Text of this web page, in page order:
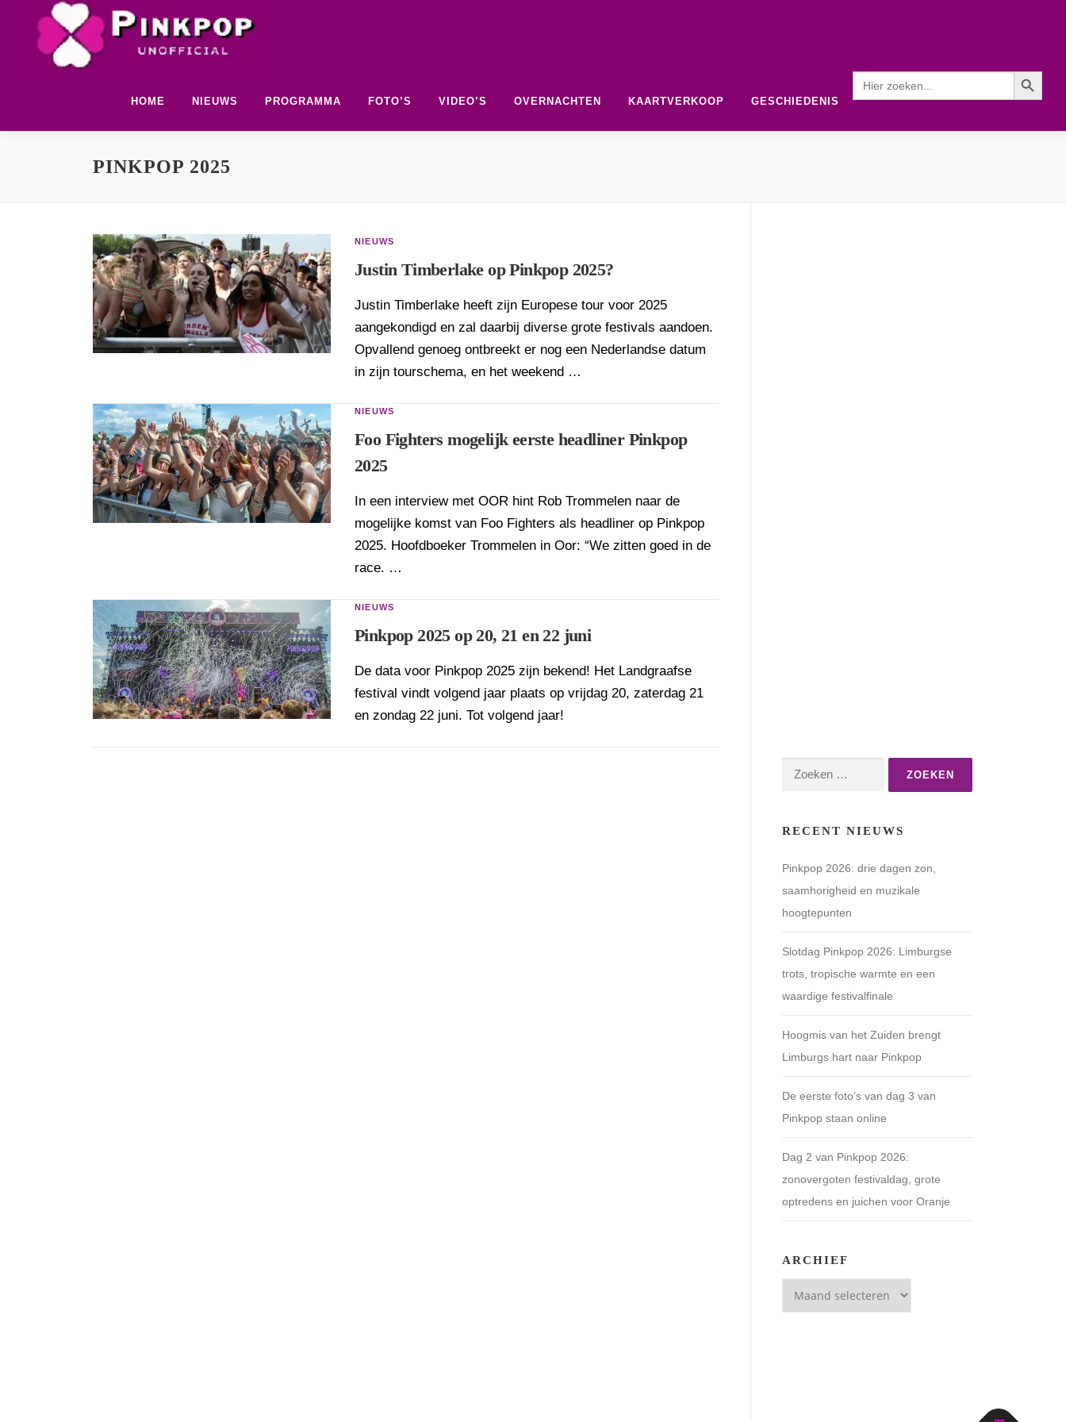
HOME NIEUWS PROGRAMMA FOTO’S VIDEO’S OVERNACHTEN KAARTVERKOOP GESCHIEDENIS
Zoek naar: Zoekknop
PINKPOP 2025
NIEUWS
Justin Timberlake op Pinkpop 2025?
Justin Timberlake heeft zijn Europese tour voor 2025
aangekondigd en zal daarbij diverse grote festivals aandoen.
Opvallend genoeg ontbreekt er nog een Nederlandse datum
in zijn tourschema, en het weekend …
NIEUWS
Foo Fighters mogelijk eerste headliner Pinkpop
2025
In een interview met OOR hint Rob Trommelen naar de
mogelijke komst van Foo Fighters als headliner op Pinkpop
2025. Hoofdboeker Trommelen in Oor: “We zitten goed in de
race. …
NIEUWS
Pinkpop 2025 op 20, 21 en 22 juni
De data voor Pinkpop 2025 zijn bekend! Het Landgraafse
festival vindt volgend jaar plaats op vrijdag 20, zaterdag 21
en zondag 22 juni. Tot volgend jaar!
Zoeken
RECENT NIEUWS
Pinkpop 2026: drie dagen zon,
saamhorigheid en muzikale
hoogtepunten
Slotdag Pinkpop 2026: Limburgse
trots, tropische warmte en een
waardige festivalfinale
Hoogmis van het Zuiden brengt
Limburgs hart naar Pinkpop
De eerste foto’s van dag 3 van
Pinkpop staan online
Dag 2 van Pinkpop 2026:
zonovergoten festivaldag, grote
optredens en juichen voor Oranje
ARCHIEF
Archief